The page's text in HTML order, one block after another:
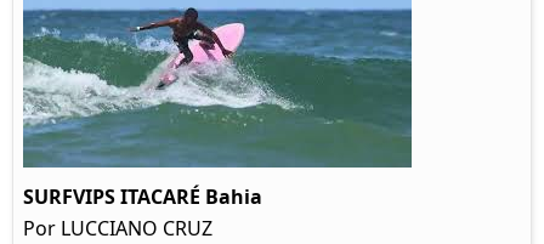
SURFVIPS ITACARÉ Bahia
Por LUCCIANO CRUZ